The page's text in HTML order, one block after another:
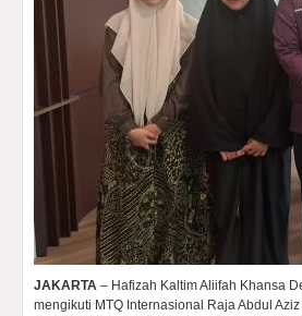
JAKARTA – Hafizah Kaltim Aliifah Khansa
mengikuti MTQ Internasional Raja Abdul